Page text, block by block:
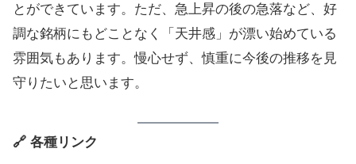
とができています。ただ、急上昇の後の急落など、好
調な銘柄にもどことなく「天井感」が漂い始めている
雰囲気もあります。慢心せず、慎重に今後の推移を見
守りたいと思います。
🔗 各種リンク